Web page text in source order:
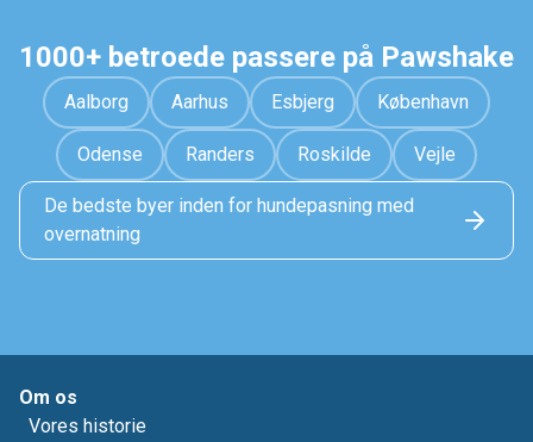
1000+ betroede passere på Pawshake
Aalborg Aarhus Esbjerg København
Odense Randers Roskilde Vejle
De bedste byer inden for hundepasning med
overnatning
Om os
Vores historie